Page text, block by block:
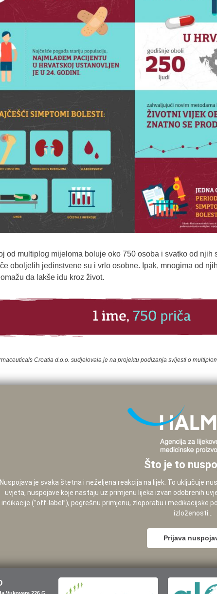
od multiplog mijeloma boluje oko 750 osoba i svatko od
oboljelih jedinstvene su i vrlo osobne. Ipak, mnogima od
da lakše idu kroz život.
Croatia d.o.o. sudjelovala je na projektu podizanja svijesti o
Što je to
Nuspojava je svaka štetna i neželjena reakcija na lijek. To uključuje
uvjeta, nuspojave koje nastaju uz primjenu lijeka izvan odobrenih
indikacije (”off-label”), pogrešnu primjenu, zloporabu i medikacijske
izloženosti...
Prijava